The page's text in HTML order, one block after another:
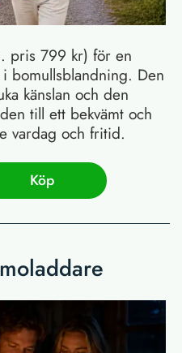
pris 799 kr) för en
bomullsblandning. Den
känslan och den
till ett bekvämt och
vardag och fritid.
Köp